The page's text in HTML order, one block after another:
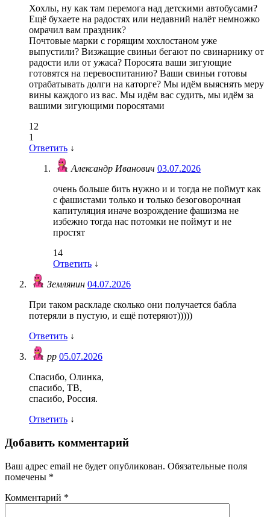
Хохлы, ну как там перемога над детскими автобусами?
Ещё бухаете на радостях или недавний налёт немножко
омрачил вам праздник?
Почтовые марки с горящим хохлостаном уже
выпустили? Визжащие свиньи бегают по свинарнику от
радости или от ужаса? Поросята ваши зигующие
готовятся на перевоспитанию? Ваши свиньи готовы
отрабатывать долги на каторге? Мы идём выяснять меру
вины каждого из вас. Мы идём вас судить, мы идём за
вашими зигующими поросятами
12
1
Ответить ↓
Александр Иванович 03.07.2026
очень больше бить нужно и и тогда не поймут как
с фашистами только и только безоговорочная
капитуляция иначе возрождение фашизма не
избежно тогда нас потомки не поймут и не
простят
14
Ответить ↓
Землянин 04.07.2026
При таком раскладе сколько они получается бабла
потеряли в пустую, и ещё потеряют)))))
Ответить ↓
pp 05.07.2026
Спасибо, Олинка,
спасибо, ТВ,
спасибо, Россия.
Ответить ↓
Добавить комментарий
Ваш адрес email не будет опубликован. Обязательные поля
помечены *
Комментарий *